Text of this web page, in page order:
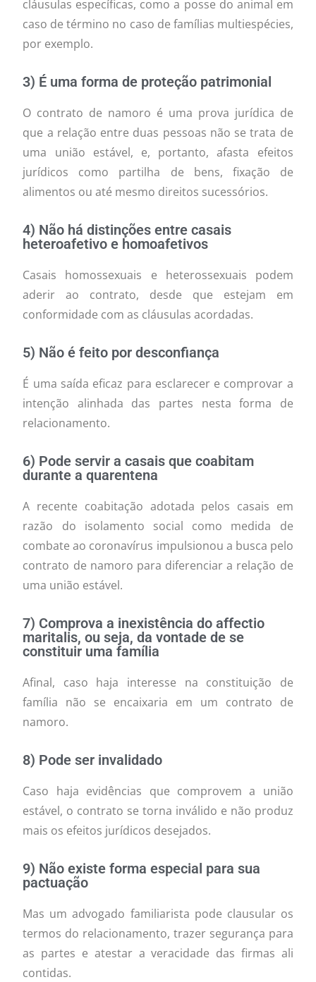
cláusulas específicas, como a posse do animal em
caso de término no caso de famílias multiespécies,
por exemplo.
3) É uma forma de proteção patrimonial
O contrato de namoro é uma prova jurídica de
que a relação entre duas pessoas não se trata de
uma união estável, e, portanto, afasta efeitos
jurídicos como partilha de bens, fixação de
alimentos ou até mesmo direitos sucessórios.
4) Não há distinções entre casais
heteroafetivo e homoafetivos
Casais homossexuais e heterossexuais podem
aderir ao contrato, desde que estejam em
conformidade com as cláusulas acordadas.
5) Não é feito por desconfiança
É uma saída eficaz para esclarecer e comprovar a
intenção alinhada das partes nesta forma de
relacionamento.
6) Pode servir a casais que coabitam
durante a quarentena
A recente coabitação adotada pelos casais em
razão do isolamento social como medida de
combate ao coronavírus impulsionou a busca pelo
contrato de namoro para diferenciar a relação de
uma união estável.
7) Comprova a inexistência do affectio
maritalis, ou seja, da vontade de se
constituir uma família
Afinal, caso haja interesse na constituição de
família não se encaixaria em um contrato de
namoro.
8) Pode ser invalidado
Caso haja evidências que comprovem a união
estável, o contrato se torna inválido e não produz
mais os efeitos jurídicos desejados.
9) Não existe forma especial para sua
pactuação
Mas um advogado familiarista pode clausular os
termos do relacionamento, trazer segurança para
as partes e atestar a veracidade das firmas ali
contidas.